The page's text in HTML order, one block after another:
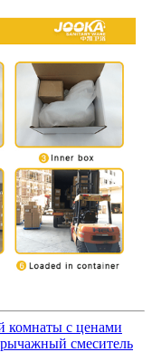
комнаты с ценами
смеситель